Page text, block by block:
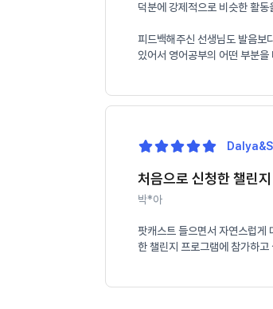
덕분에 강제적으로 비슷한 활
피드백해주신 선생님도 발음
있어서 영어공부의 어떤 부분
처음으로 신청한 챌린지
박*아
팟캐스트 들으면서 자연스럽게
한 챌린지 프로그램에 참가하